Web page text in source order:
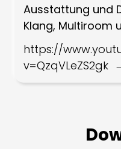
Ausstattung und
Klang, Multiroom
https://
v=QzqVLeZS2gk